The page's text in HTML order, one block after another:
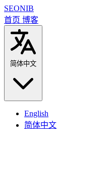
SEONIB
首页 博客
简体中文
English
简体中文